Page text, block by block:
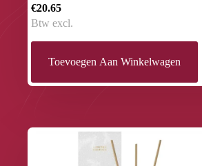
€20.65
Btw excl.
Toevoegen Aan Winkelwagen